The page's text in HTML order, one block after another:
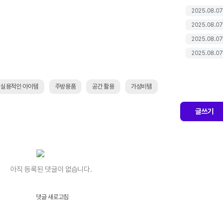
2025.08.07
2025.08.07
2025.08.07
2025.08.07
실용적인 아이템 주방용품 공간 활용 가성비템
글쓰기
아직 등록된 댓글이 없습니다.
댓글 새로고침